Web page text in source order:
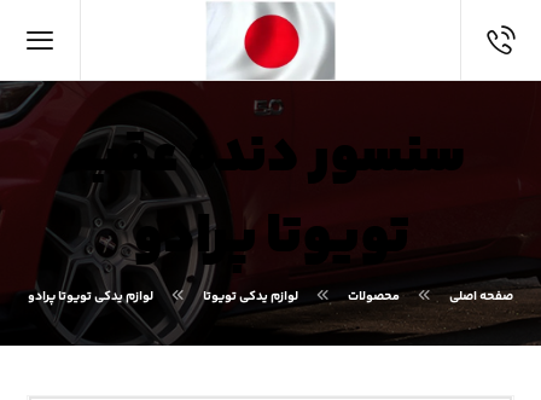
سنسور دنده عقب
تویوتا پرادو
صفحه اصلی محصولات لوازم یدکی تویوتا لوازم یدکی تویوتا پرادو